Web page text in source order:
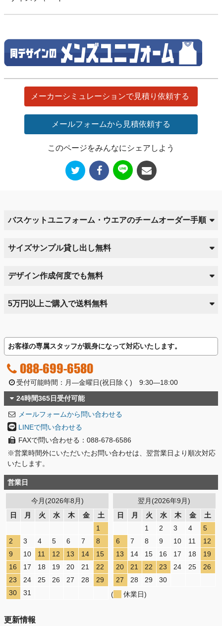
メーカーシミュレーションで見積り依頼する
メールフォームから見積依頼する
このページをみんなにシェアしよう
バスケットユニフォーム・ウエアのチームオーダー手順
サイズサンプル貸し出し無料
デザイン作成何度でも無料
5万円以上ご購入で送料無料
お客様の専属スタッフが親身になって対応いたします。
088-699-6580
受付可能時間：月―金曜日(祝日除く) 9:30―18:00
24時間365日受付可能
メールフォームから問い合わせる
LINEで問い合わせる
FAXで問い合わせる：088-678-6586
※営業時間外にいただいたお問い合わせは、翌営業日より順次対応
いたします。
営業日
今月(2026年8月)
日
月 火 水 木 金
土
1
2
3 4 5 6 7
8
9
10 11 12 13 14
15
16
17 18 19 20 21
22
23
24 25 26 27 28
29
30
31
翌月(2026年9月)
日
月 火 水 木 金
土
1
2 3 4
5
6
7 8 9 10 11
12
13
14 15 16 17 18
19
20
21 22 23 24 25
26
27
28 29
30
(
休業日)
更新情報